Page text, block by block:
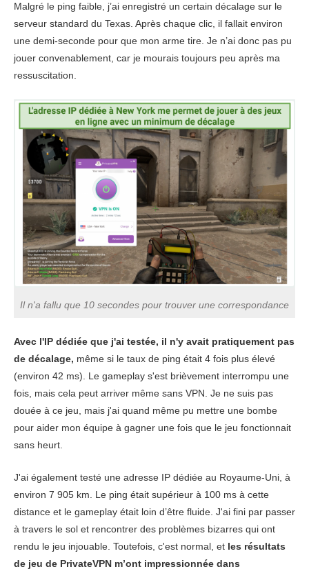
Ping
Australie
Download
Upload
Ping
Singapour
Download
Upload
Ping
142 ms
11.29 Mbps
198 ms
124.01 Mbps
30.65 Mbps
207 ms
152 ms
115.86 Mbps
173 ms
150.43 Mbps
85.31 Mbps
211 ms
11.23
128.44
10.25
Malgré le ping faible, j’ai enregistré un certain décalage sur le
serveur standard du Texas. Après chaque clic, il fallait environ
une demi-seconde pour que mon arme tire. Je n’ai donc pas pu
jouer convenablement, car je mourais toujours peu après ma
ressuscitation.
Il n'a fallu que 10 secondes pour trouver une correspondance
Avec l'IP dédiée que j'ai testée, il n'y avait pratiquement pas
de décalage, même si le taux de ping était 4 fois plus élevé
(environ 42 ms). Le gameplay s'est brièvement interrompu une
fois, mais cela peut arriver même sans VPN. Je ne suis pas
douée à ce jeu, mais j'ai quand même pu mettre une bombe
pour aider mon équipe à gagner une fois que le jeu fonctionnait
sans heurt.
J'ai également testé une adresse IP dédiée au Royaume-Uni, à
environ 7 905 km. Le ping était supérieur à 100 ms à cette
distance et le gameplay était loin d’être fluide. J'ai fini par passer
à travers le sol et rencontrer des problèmes bizarres qui ont
rendu le jeu injouable. Toutefois, c'est normal, et les résultats
de jeu de PrivateVPN m’ont impressionnée dans